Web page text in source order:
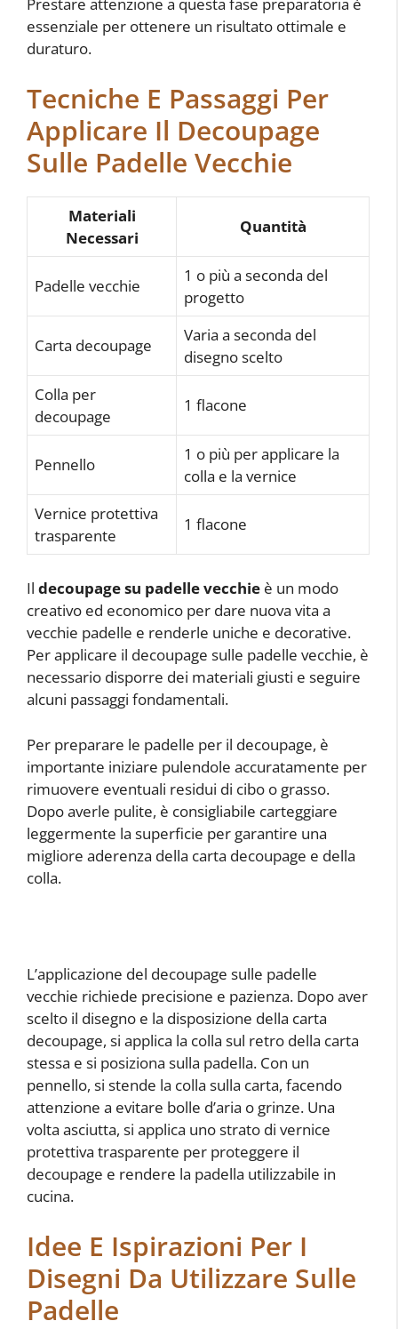
essenziale per ottenere un risultato ottimale e
duraturo.
Tecniche E Passaggi Per
Applicare Il Decoupage
Sulle Padelle Vecchie
Materiali
Necessari
Quantità
Padelle vecchie
1 o più a seconda del
progetto
Carta decoupage
Varia a seconda del
disegno scelto
Colla per
decoupage
1 flacone
Pennello
1 o più per applicare la
colla e la vernice
Vernice protettiva
trasparente
1 flacone
Il decoupage su padelle vecchie è un modo
creativo ed economico per dare nuova vita a
vecchie padelle e renderle uniche e decorative.
Per applicare il decoupage sulle padelle vecchie, è
necessario disporre dei materiali giusti e seguire
alcuni passaggi fondamentali.
Per preparare le padelle per il decoupage, è
importante iniziare pulendole accuratamente per
rimuovere eventuali residui di cibo o grasso.
Dopo averle pulite, è consigliabile carteggiare
leggermente la superficie per garantire una
migliore aderenza della carta decoupage e della
colla.
L’applicazione del decoupage sulle padelle
vecchie richiede precisione e pazienza. Dopo aver
scelto il disegno e la disposizione della carta
decoupage, si applica la colla sul retro della carta
stessa e si posiziona sulla padella. Con un
pennello, si stende la colla sulla carta, facendo
attenzione a evitare bolle d’aria o grinze. Una
volta asciutta, si applica uno strato di vernice
protettiva trasparente per proteggere il
decoupage e rendere la padella utilizzabile in
cucina.
Idee E Ispirazioni Per I
Disegni Da Utilizzare Sulle
Padelle